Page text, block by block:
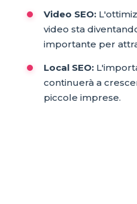
Video SEO:
video sta
importante per
Local SEO:
continuerà a
piccole imprese.